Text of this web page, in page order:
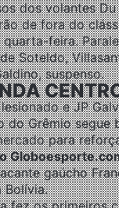
dos volantes
de fora do
feira.
Soteldo,
suspenso.
e JP
do Grêmio segue
para
gaúcho
Bolívia.